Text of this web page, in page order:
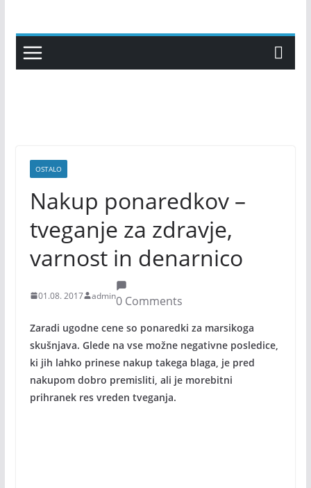
content
OSTALO
Nakup ponaredkov –
tveganje za zdravje,
varnost in denarnico
01.08. 2017 admin0 Comments
Zaradi ugodne cene so ponaredki za marsikoga
skušnjava. Glede na vse možne negativne posledice,
ki jih lahko prinese nakup takega blaga, je pred
nakupom dobro premisliti, ali je morebitni
prihranek res vreden tveganja.